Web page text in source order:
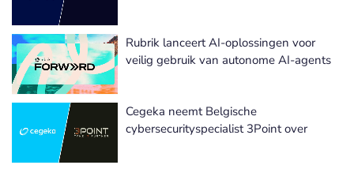
Rubrik lanceert AI-oplossingen voor
veilig gebruik van autonome AI-agents
Cegeka neemt Belgische
cybersecurityspecialist 3Point over